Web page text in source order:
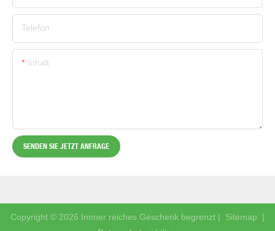
Telefon
Inhalt
SENDEN SIE JETZT ANFRAGE
Copyright © 2026 Immer reiches Geschenk begrenzt | Sitemap
|